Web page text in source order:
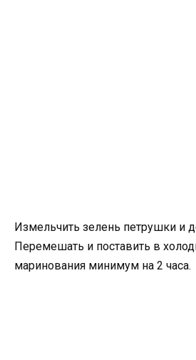
Измельчить зелень петрушки и
Перемешать и поставить в
маринования минимум на 2 часа.